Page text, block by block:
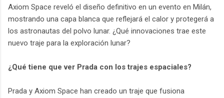
Axiom Space reveló el diseño definitivo en un evento en Milán,
mostrando una capa blanca que reflejará el calor y protegerá a
los astronautas del polvo lunar. ¿Qué innovaciones trae este
nuevo traje para la exploración lunar?
¿Qué tiene que ver Prada con los trajes espaciales?
Prada y Axiom Space han creado un traje que fusiona